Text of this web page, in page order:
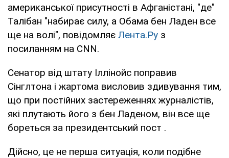
американської присутності в Афганістані, "де"
Талібан "набирає силу, а Обама бен Ладен все
ще на волі", повідомляє Лента.Ру з
посиланням на CNN.
Сенатор від штату Іллінойс поправив
Сінглтона і жартома висловив здивування тим,
що при постійних застереженнях журналістів,
які плутають його з бен Ладеном, він все ще
бореться за президентський пост .
Дійсно, це не перша ситуація, коли подібне